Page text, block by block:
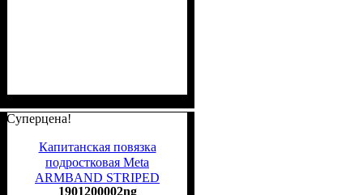
Суперцена!
Капитанская повязка
подростковая Meta
ARMBAND STRIPED
1901200002ng